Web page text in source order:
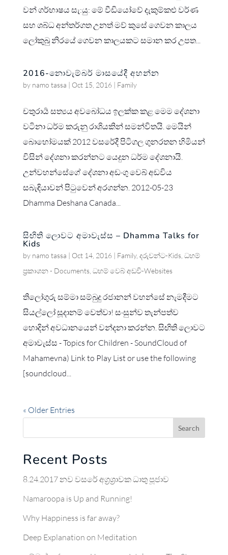
වන් ගර්භාෂය සැ:යු: මේ වීඩියෝවේ දැකුම්කළු වර්ණ
සහ ශබ්ධ අන්තර්ගත උනත් මව් කුසේ ගෙවන කාලය
ලෝකුබු නිරයේ ගෙවන කාලයකට සමාන කර උපත...
2016-නොවැම්බර් මාසයේදී අහන්න
by namo tassa | Oct 15, 2016| Family
චතුරාර්‍ය සත්‍යය අවබෝධය ඉලක්ක කළ මෙම දේශනා
වටිනා ධර්ම කරුනු රාශියකින් සමන්විතයි. මෙයින්
බොහෝමයක් 2012 වසරේදී පිටිගල ගුනරතන හිමියන්
විසින් දේශනා කරන්නට යෙදුන ධර්ම දේශනායි.
උන්වහන්සේගේ දේශනා අඩංගු වෙබ් අඩවිය
සබැඳියාවන් පිටුවෙන් අරගන්න. 2012-05-23
Dhamma Deshana Canada...
සිඟිති ලොවට අමාවැස්ස – Dhamma Talks for
Kids
by namo tassa | Oct 14, 2016| Family, දරුවන්ට-Kids, ධහම්
ප්‍රකාශන - Documents, ධහම් වෙබ් අඩවි-Websites
තිලෝගුරු සම්මා සම්බුදු රජානන් වහන්සේ නැමදීමට
සියල්ලෝ සූදානම් වෙත්වා! සංසුන්ව තැන්පත්ව
හොදින් අවධානයෙන් වන්දනා කරන්න. සිඟිති ලොවට
අමාවැස්ස - Topics for Children - SoundCloud of
Mahamevna) Link to Play List or use the following
[soundcloud...
« Older Entries
Search
Recent Posts
8.24.2017 නව වසරේ අග්‍රශ්‍රාවක ධාතු පූජාව
Namaroopa is Up and Running!
Why Happiness is far away?
Deep Explanation on Meditation